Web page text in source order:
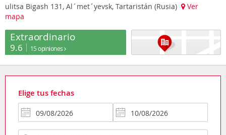
ulitsa Bigash 131, Al´met´yevsk, Tartaristán (Rusia)
Ver
mapa
Extraordinario
9.6 15 opiniones
Elige tus fechas